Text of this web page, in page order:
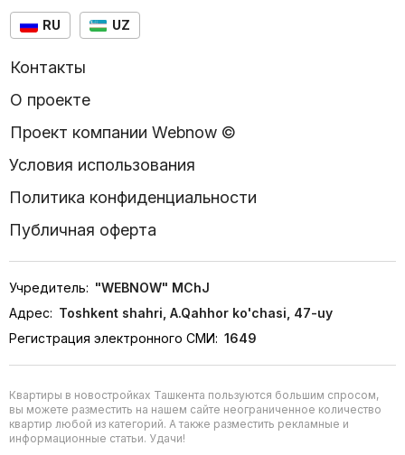
RU UZ
Контакты
О проекте
Проект компании Webnow ©
Условия использования
Политика конфиденциальности
Публичная оферта
Учредитель: "WEBNOW" MChJ
Адрес: Toshkent shahri, A.Qahhor ko'chasi, 47-uy
Регистрация электронного СМИ: 1649
Квартиры в новостройках Ташкента пользуются большим спросом,
вы можете разместить на нашем сайте неограниченное количество
квартир любой из категорий. А также разместить рекламные и
информационные статьи. Удачи!